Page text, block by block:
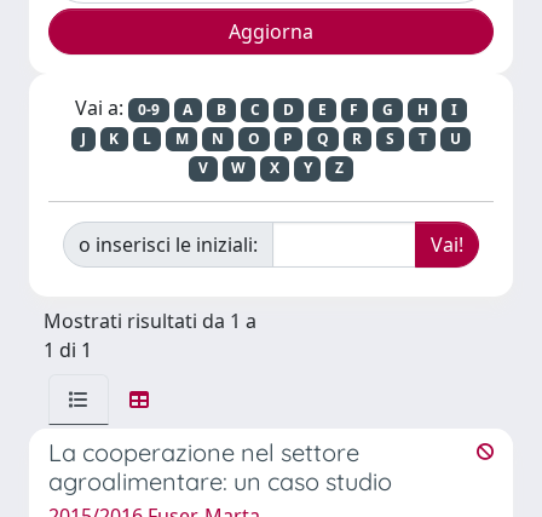
Vai a: 0-9 A B C D E F G H
I
J
K L M N O P Q R S T
U
V
W X Y Z
o inserisci le iniziali:
Mostrati risultati da 1 a
1 di 1
La cooperazione nel settore
agroalimentare: un caso studio